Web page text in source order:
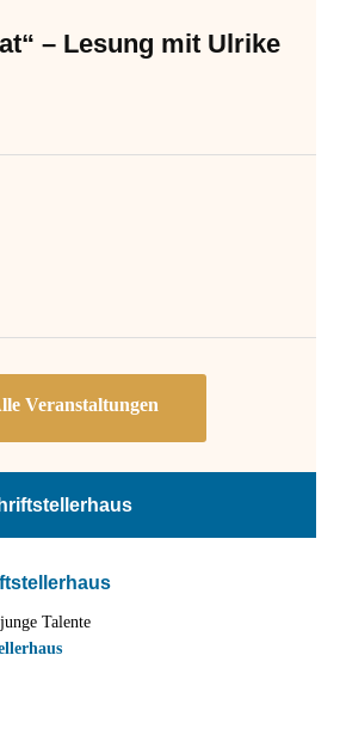
– Lesung mit Ulrike
Talente